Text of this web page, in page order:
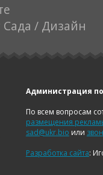
Сада / Дизайн
Администрация
По всем вопросам
размещения
sad@ukr.bio или
Разработка сайта: